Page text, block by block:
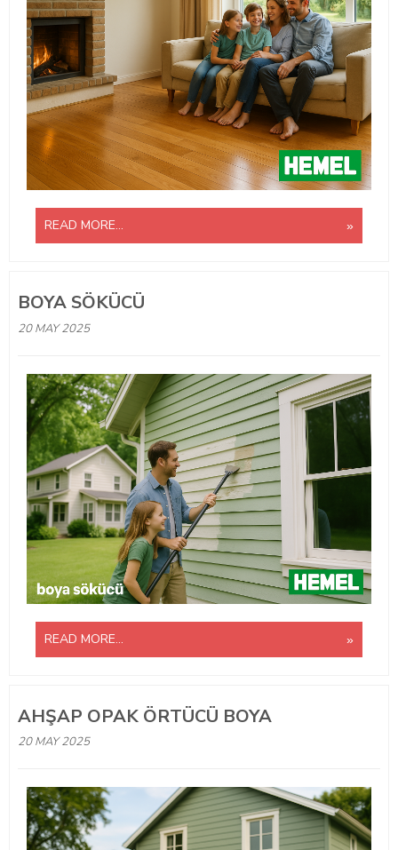
READ MORE...
BOYA SÖKÜCÜ
20 MAY 2025
READ MORE...
AHŞAP OPAK ÖRTÜCÜ BOYA
20 MAY 2025